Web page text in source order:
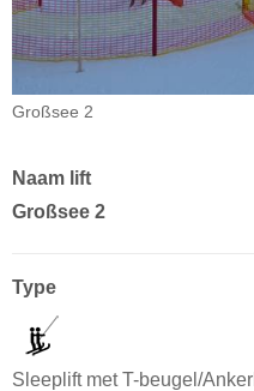
Großsee 2
Naam lift
Großsee 2
Type
Sleeplift met T-beugel/